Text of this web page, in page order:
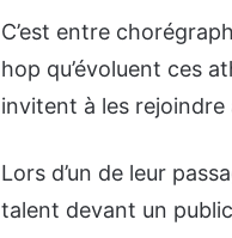
C’est entre
hop qu’évoluent ces
invitent à les rejoindre
Lors d’un de leur
talent devant un